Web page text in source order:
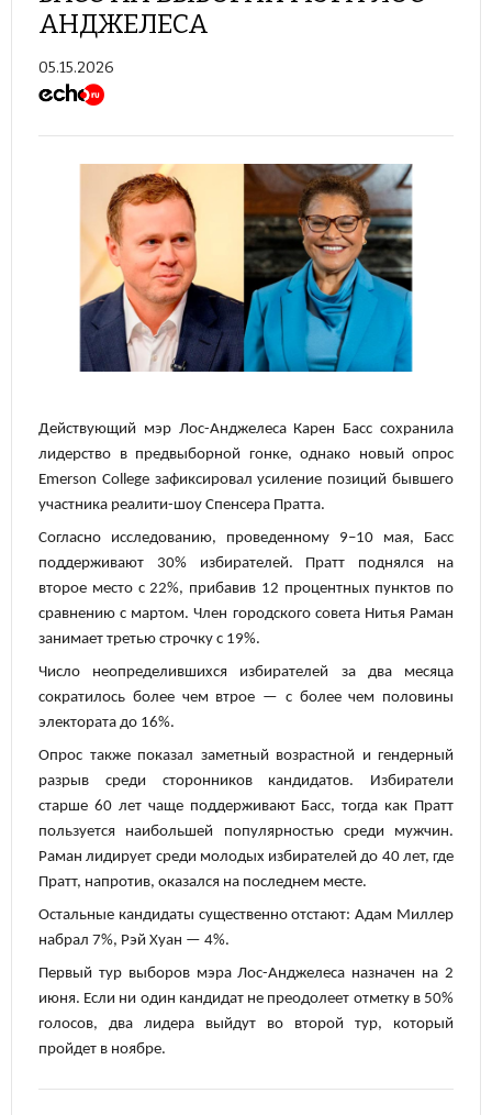
АНДЖЕЛЕСА
05.15.2026
Действующий мэр Лос-Анджелеса Карен Басс сохранила
лидерство в предвыборной гонке, однако новый опрос
Emerson College зафиксировал усиление позиций бывшего
участника реалити-шоу Спенсера Пратта.
Согласно исследованию, проведенному 9–10 мая, Басс
поддерживают 30% избирателей. Пратт поднялся на
второе место с 22%, прибавив 12 процентных пунктов по
сравнению с мартом. Член городского совета Нитья Раман
занимает третью строчку с 19%.
Число неопределившихся избирателей за два месяца
сократилось более чем втрое — с более чем половины
электората до 16%.
Опрос также показал заметный возрастной и гендерный
разрыв среди сторонников кандидатов. Избиратели
старше 60 лет чаще поддерживают Басс, тогда как Пратт
пользуется наибольшей популярностью среди мужчин.
Раман лидирует среди молодых избирателей до 40 лет, где
Пратт, напротив, оказался на последнем месте.
Остальные кандидаты существенно отстают: Адам Миллер
набрал 7%, Рэй Хуан — 4%.
Первый тур выборов мэра Лос-Анджелеса назначен на 2
июня. Если ни один кандидат не преодолеет отметку в 50%
голосов, два лидера выйдут во второй тур, который
пройдет в ноябре.